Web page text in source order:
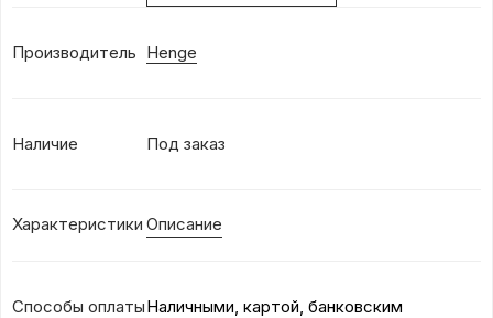
Производитель Henge
Наличие Под заказ
Характеристики Описание
Способы оплатыНаличными, картой, банковским